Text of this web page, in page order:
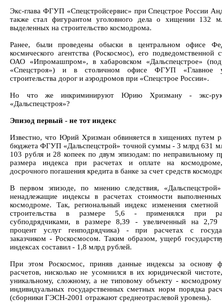
Экс-глава ФГУП «Спецстройсервис» при Спецстрое России
также стал фигурантом уголовного дела о хищении 132
выделенных на строительство космодрома.
Ранее, были проведены обыски в центральном офисе
космического агентства (Роскосмос), его подведомственной
ОАО «Ипромашпром», в хабаровском «Дальспецстрое»
«Спецстроя») и в столичном офисе ФГУП «Главное
строительства дорог и аэродромов при «Спецстрое России».
Но что же инкриминируют Юрию Хризману - экс-
«Дальспецстроя»?
Эпизод первый - не тот индекс
Известно, что Юрий Хризман обвиняется в хищениях путем
бюджета ФГУП «Дальспецстрой» точной суммы - 3 млрд 631
103 рубля и 28 копеек по двум эпизодам: по неправильному
размера индекса при расчетах и оплате на
досрочного погашения кредита в банке за счет средств
В первом эпизоде, по мнению следствия,
ненадлежащие индексы в расчетах стоимости
космодроме. Так, региональный индекс изменения сметной
строительства в размере 5,6 - применялся при
субподрядчиками, в размере 8,39 - увеличенный на 2,79
процент услуг генподрядчика) - при расчетах с
заказчиком - Роскосмосом. Таким образом, ущерб
индексах составил - 1,8 млрд рублей.
При этом Роскосмос, приняв данные индексы за основу
расчетов, нисколько не усомнился в их юридической
уникальному, сложному, а не типовому объекту -
индивидуальных государственных сметных норм порядка
(сборники ГЭСН-2001 отражают среднеотраслевой уровень).